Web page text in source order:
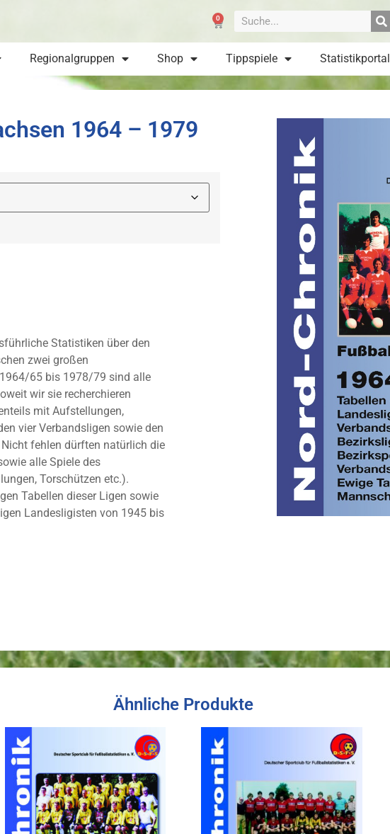
Regionalgruppen Shop Tippspiele Statistikportal
0
1964 – 1979
Statistiken über den
zwei großen
65 bis 1978/79 sind alle
wir sie recherchieren
mit Aufstellungen,
vier Verbandsligen sowie den
fehlen dürften natürlich die
alle Spiele des
Torschützen etc.).
Tabellen dieser Ligen sowie
Landesligisten von 1945 bis
Ähnliche Produkte